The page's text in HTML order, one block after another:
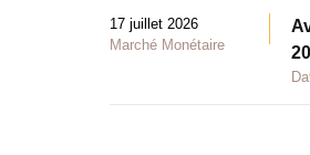
17 juillet 2026
Marché Monétaire